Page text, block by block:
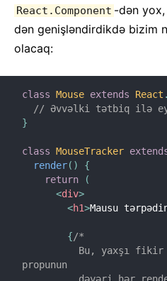
React.Component -dən yox,
dən genişləndirdikdə bizim
olacaq:
class Mouse extends React .
// Əvvəlki tətbiq ilə
}
class MouseTracker
render( )
{
return
(
<div>
<h1>Mausu
{/*
propunun